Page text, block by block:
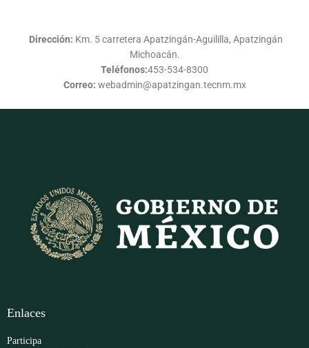
Dirección: Km. 5 carretera Apatzingán-Aguililla, Apatzingán
Michoacán.
Teléfonos:453-534-8300
Correo: webadmin@apatzingan.tecnm.mx
Enlaces
Participa